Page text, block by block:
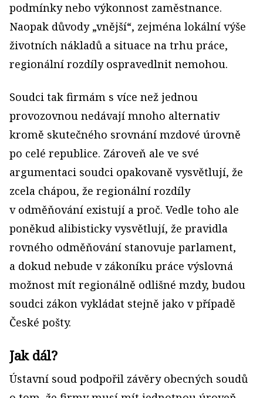
podmínky nebo výkonnost zaměstnance.
Naopak důvody „vnější“, zejména lokální výše
životních nákladů a situace na trhu práce,
regionální rozdíly ospravedlnit nemohou.
Soudci tak firmám s více než jednou
provozovnou nedávají mnoho alternativ
kromě skutečného srovnání mzdové úrovně
po celé republice. Zároveň ale ve své
argumentaci soudci opakovaně vysvětlují, že
zcela chápou, že regionální rozdíly
v odměňování existují a proč. Vedle toho ale
poněkud alibisticky vysvětlují, že pravidla
rovného odměňování stanovuje parlament,
a dokud nebude v zákoníku práce výslovná
možnost mít regionálně odlišné mzdy, budou
soudci zákon vykládat stejně jako v případě
České pošty.
Jak dál?
Ústavní soud podpořil závěry obecných soudů